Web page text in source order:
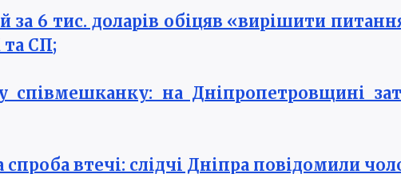
за 6 тис. доларів обіцяв «вирішити
СП;
співмешканку: на Дніпропетровщині
втечі: слідчі Дніпра повідомили